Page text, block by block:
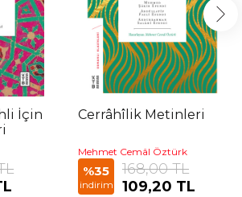
İçin
Cerrâhîlik Metinleri
Mehmet Cemâl Öztürk
%35
indirim
168,00 TL
109,20 TL